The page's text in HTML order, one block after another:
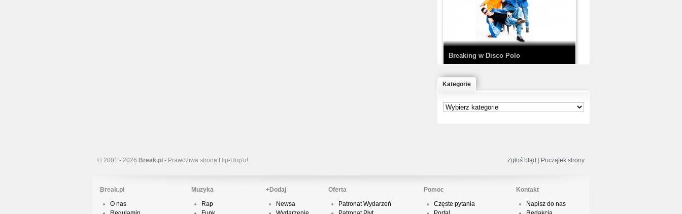
DISCO NOIR
Prod. Chubeats, Scratch:…
KrisBo - Cienie
Breaking w Disco Polo
Kategorie
© 2001 - 2026 Break.pl - Prawdziwa strona Hip-Hop'u! Zgłoś błąd | Początek strony
Break.pl
O nas
Muzyka
Rap
+Dodaj
Newsa
Oferta
Patronat Wydarzeń
Pomoc
Częste pytania
Kontakt
Napisz do nas